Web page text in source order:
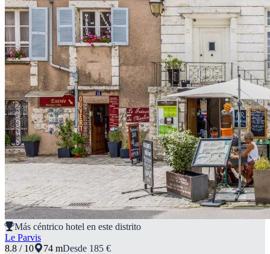
Más céntrico hotel en este distrito
Le Parvis
8.8 / 10
74 mDesde 185 €